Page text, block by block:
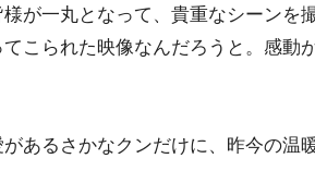
が一丸となって、貴重なシーンを
こられた映像なんだろうと。感動
あるさかなクンだけに、昨今の温